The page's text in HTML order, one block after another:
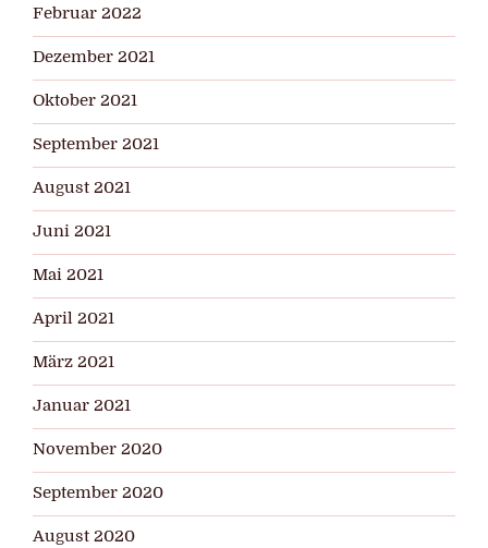
Februar 2022
Dezember 2021
Oktober 2021
September 2021
August 2021
Juni 2021
Mai 2021
April 2021
März 2021
Januar 2021
November 2020
September 2020
August 2020